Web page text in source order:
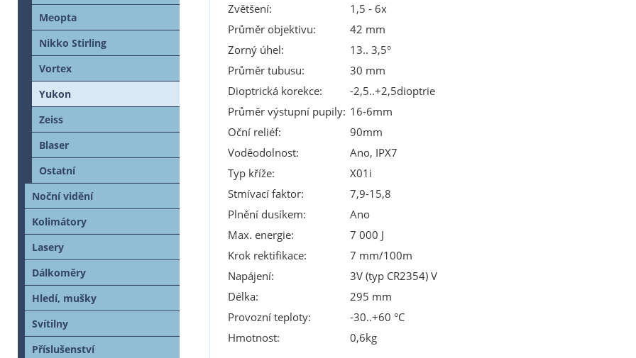
Zvětšení:
1,5 - 6x
Průměr objektivu:
42 mm
Zorný úhel:
13.. 3,5°
Průměr tubusu:
30 mm
Dioptrická korekce:
-2,5..+2,5dioptrie
Průměr výstupní pupily: 16-6mm
Oční reliéf:
90mm
Voděodolnost:
Ano, IPX7
Typ kříže:
X01i
Stmívací faktor:
7,9-15,8
Plnění dusíkem:
Ano
Max. energie:
7 000 J
Krok rektifikace:
7 mm/100m
Napájení:
3V (typ CR2354) V
Délka:
295 mm
Provozní teploty:
-30..+60 °C
Hmotnost:
0,6kg
Meopta
Nikko Stirling
Vortex
Yukon
Zeiss
Blaser
Ostatní
Noční vidění
Kolimátory
Lasery
Dálkoměry
Hledí, mušky
Svítilny
Příslušenství